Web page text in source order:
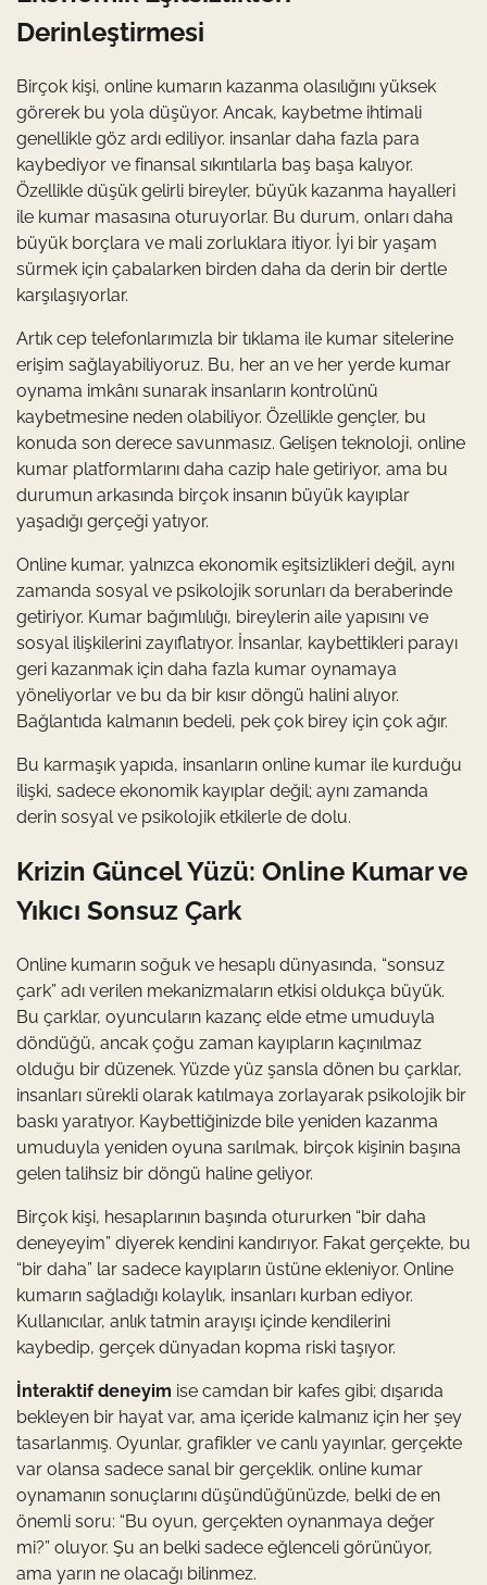
Derinleştirmesi
Birçok kişi, online kumarın kazanma olasılığını yüksek
görerek bu yola düşüyor. Ancak, kaybetme ihtimali
genellikle göz ardı ediliyor. insanlar daha fazla para
kaybediyor ve finansal sıkıntılarla baş başa kalıyor.
Özellikle düşük gelirli bireyler, büyük kazanma hayalleri
ile kumar masasına oturuyorlar. Bu durum, onları daha
büyük borçlara ve mali zorluklara itiyor. İyi bir yaşam
sürmek için çabalarken birden daha da derin bir dertle
karşılaşıyorlar.
Artık cep telefonlarımızla bir tıklama ile kumar sitelerine
erişim sağlayabiliyoruz. Bu, her an ve her yerde kumar
oynama imkânı sunarak insanların kontrolünü
kaybetmesine neden olabiliyor. Özellikle gençler, bu
konuda son derece savunmasız. Gelişen teknoloji, online
kumar platformlarını daha cazip hale getiriyor, ama bu
durumun arkasında birçok insanın büyük kayıplar
yaşadığı gerçeği yatıyor.
Online kumar, yalnızca ekonomik eşitsizlikleri değil, aynı
zamanda sosyal ve psikolojik sorunları da beraberinde
getiriyor. Kumar bağımlılığı, bireylerin aile yapısını ve
sosyal ilişkilerini zayıflatıyor. İnsanlar, kaybettikleri parayı
geri kazanmak için daha fazla kumar oynamaya
yöneliyorlar ve bu da bir kısır döngü halini alıyor.
Bağlantıda kalmanın bedeli, pek çok birey için çok ağır.
Bu karmaşık yapıda, insanların online kumar ile kurduğu
ilişki, sadece ekonomik kayıplar değil; aynı zamanda
derin sosyal ve psikolojik etkilerle de dolu.
Krizin Güncel Yüzü: Online Kumar ve
Yıkıcı Sonsuz Çark
Online kumarın soğuk ve hesaplı dünyasında, “sonsuz
çark” adı verilen mekanizmaların etkisi oldukça büyük.
Bu çarklar, oyuncuların kazanç elde etme umuduyla
döndüğü, ancak çoğu zaman kayıpların kaçınılmaz
olduğu bir düzenek. Yüzde yüz şansla dönen bu çarklar,
insanları sürekli olarak katılmaya zorlayarak psikolojik bir
baskı yaratıyor. Kaybettiğinizde bile yeniden kazanma
umuduyla yeniden oyuna sarılmak, birçok kişinin başına
gelen talihsiz bir döngü haline geliyor.
Birçok kişi, hesaplarının başında otururken “bir daha
deneyeyim” diyerek kendini kandırıyor. Fakat gerçekte, bu
“bir daha” lar sadece kayıpların üstüne ekleniyor. Online
kumarın sağladığı kolaylık, insanları kurban ediyor.
Kullanıcılar, anlık tatmin arayışı içinde kendilerini
kaybedip, gerçek dünyadan kopma riski taşıyor.
İnteraktif deneyim ise camdan bir kafes gibi; dışarıda
bekleyen bir hayat var, ama içeride kalmanız için her şey
tasarlanmış. Oyunlar, grafikler ve canlı yayınlar, gerçekte
var olansa sadece sanal bir gerçeklik. online kumar
oynamanın sonuçlarını düşündüğünüzde, belki de en
önemli soru: “Bu oyun, gerçekten oynanmaya değer
mi?” oluyor. Şu an belki sadece eğlenceli görünüyor,
ama yarın ne olacağı bilinmez.